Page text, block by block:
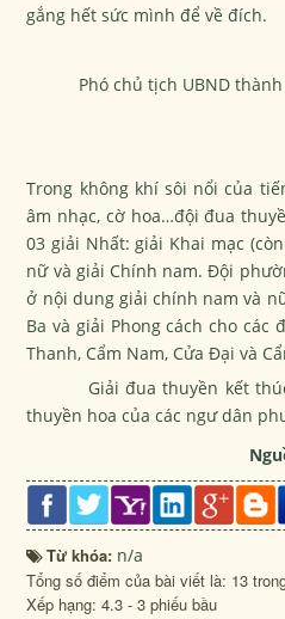
gắng hết sức mình để về đích.
Phó chủ tịch UBND
Trong không khí sôi nổi của
âm nhạc, cờ hoa…đội đua
03 giải Nhất: giải Khai mạc
nữ và giải Chính nam. Đội
ở nội dung giải chính nam và
Ba và giải Phong cách cho các
Thanh, Cẩm Nam, Cửa Đại và
Giải đua thuyền kết thúc
thuyền hoa của các ngư dân
Từ khóa: n/a
Tổng số điểm của bài viết là: 13
Xếp hạng:4.3 -3 phiếu bầu